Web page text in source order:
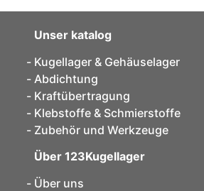
Unser katalog
Kugellager & Gehäuselager
Abdichtung
Kraftübertragung
Klebstoffe & Schmierstoffe
Zubehör und Werkzeuge
Über 123Kugellager
Über uns